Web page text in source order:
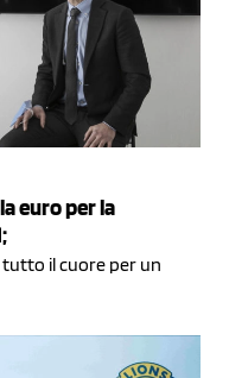
euro per la
tutto il cuore per un